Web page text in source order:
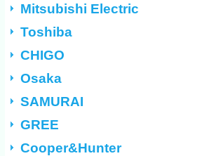
Mitsubishi Electric
Toshiba
CHIGO
Osaka
SAMURAI
GREE
Cooper&Hunter